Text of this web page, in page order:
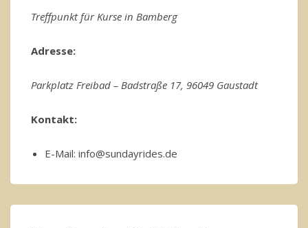
Treffpunkt für Kurse in Bamberg
Adresse:
Parkplatz Freibad – Badstraße 17, 96049 Gaustadt
Kontakt:
E-Mail: info@sundayrides.de